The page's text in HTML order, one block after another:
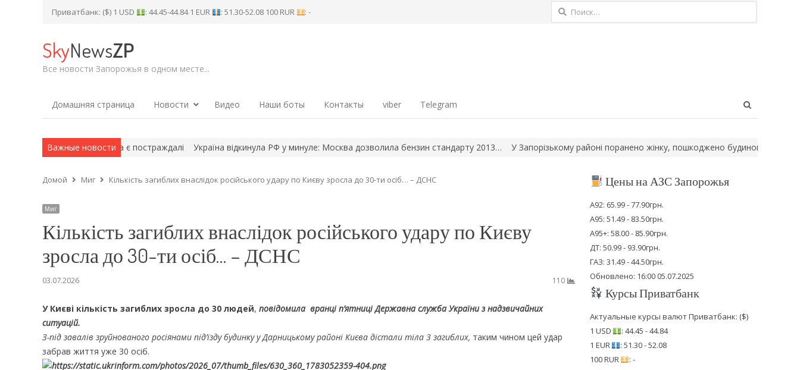
Приватбанк: ($) 1 USD : 44.45-44.84 1 EUR : 51.30-52.08 100 RUR : - Найти:
SkyNewsZP
Все новости Запорожья в одном месте...
Домашняя страница Новости Видео Наши боты Контакты viber Telegram
Важные новости
ТЦ, будинки та є постраждалі Україна відкинула РФ у минуле: Москва дозволила бензин стандарту 2013… У Запорізькому районі поранено жінку, пошкоджено будинок Росія
Домой Миг Кількість загиблих внаслідок російського удару по Києву зросла до 30-ти осіб… – ДСНС
Миг
Кількість загиблих внаслідок російського удару по Києву
зросла до 30-ти осіб… – ДСНС
03.07.2026 110
У Києві кількість загиблих зросла до 30 людей, повідомила вранці п’ятниці Державна служба України з надзвичайних
ситуацій.
З-під завалів зруйнованого росіянами під’їзду будинку у Дарницькому районі Києва дістали тіла 3 загиблих, таким чином цей удар
забрав життя уже 30 осіб.
Цены на АЗС Запорожья
А92: 65.99 - 77.90грн.
А95: 51.49 - 83.50грн.
А95+: 58.00 - 85.90грн.
ДТ: 50.99 - 93.90грн.
ГАЗ: 31.49 - 44.50грн.
Обновлено: 16:00 05.07.2025
Курсы Приватбанк
Актуальные курсы валют Приватбанк: ($)
1 USD
: 44.45 - 44.84
1 EUR
: 51.30 - 52.08
100 RUR
: -